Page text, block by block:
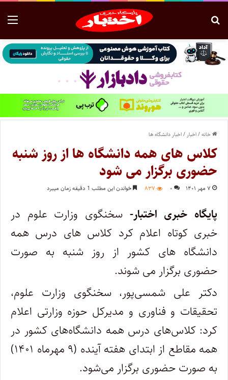
خانه/اخبار /اخبار دانشگاه ها
کلاس های همه دانشگاه ها از روز شنبه
حضوری برگزار می شود
۷ مهر ۱۴۰۱ ۰ ۸۳۷ خواندن این مطلب 1 دقیقه زمان میبرد
پایگاه خبری اختبار- سخنگوی وزارت علوم در
خبری کوتاه اعلام کرد کلاس های درس همه
دانشگاه های کشور از روز شنبه به صورت
حضوری برگزار می شوند.
دکتر علی شمسی‌پور، سخنگوی وزارت علوم،
تحقیقات و فناوری و مدیرکل حوزه وزارتی اعلام
کرد: کلاس‌های درس همه دانشگاه‌های کشور در
همه مقاطع از ابتدای هفته آینده (۹ مهرماه ۱۴۰۱)
به صورت حضوری برگزار می‌شود.